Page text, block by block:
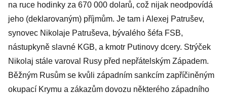
na ruce hodinky za 670 000 dolarů, což nijak neodpovídá
jeho (deklarovaným) příjmům. Je tam i Alexej Patrušev,
synovec Nikolaje Patruševa, bývalého šéfa FSB,
nástupkyně slavné KGB, a kmotr Putinovy dcery. Strýček
Nikolaj stále varoval Rusy před nepřátelským Západem.
Běžným Rusům se kvůli západním sankcím zapříčiněným
okupací Krymu a zákazům dovozu některého západního